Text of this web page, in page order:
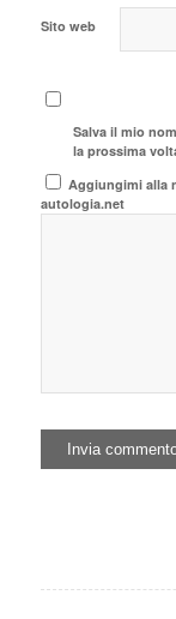
Sito web
Salva il mio
la prossima
Aggiungimi alla
autologia.net